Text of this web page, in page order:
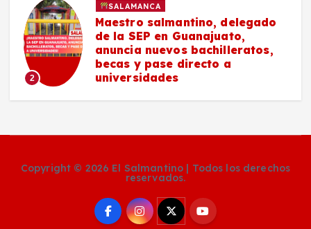
2
SALAMANCA
Maestro salmantino, delegado
de la SEP en Guanajuato,
anuncia nuevos bachilleratos,
becas y pase directo a
universidades
Copyright © 2026 El Salmantino | Todos los derechos
reservados.